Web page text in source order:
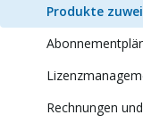
Produkte
Rechnungen